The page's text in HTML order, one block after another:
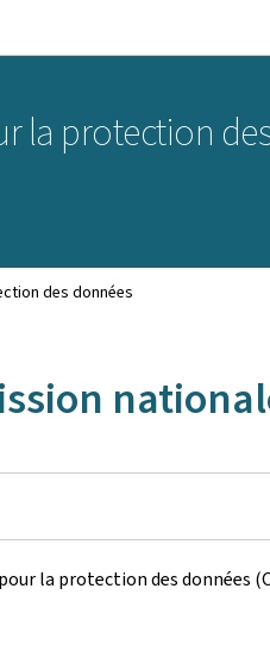
la protection
des données
la protection des données